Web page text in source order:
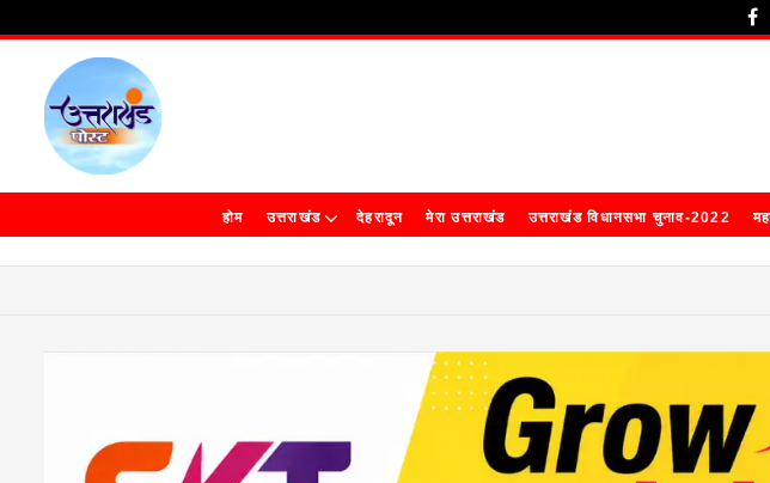
होम उत्तराखंड देहरादून मेरा उत्तराखंड उत्तराखंड विधानसभा चुनाव-2022